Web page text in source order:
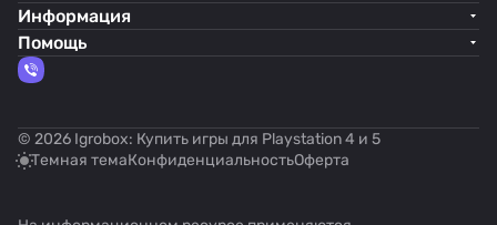
Информация
Помощь
© 2026 Igrobox: Купить игры для Playstation 4 и 5
Темная темаКонфиденциальностьОферта